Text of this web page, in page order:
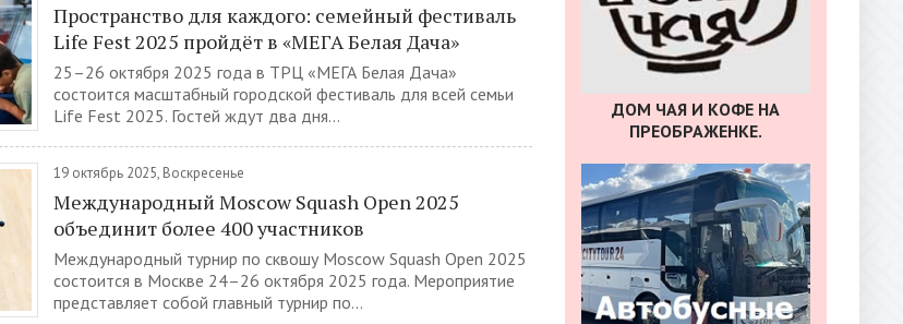
Пространство для каждого: семейный фестиваль
Life Fest 2025 пройдёт в «МЕГА Белая Дача»
25–26 октября 2025 года в ТРЦ «МЕГА Белая Дача»
состоится масштабный городской фестиваль для всей семьи
Life Fest 2025. Гостей ждут два дня...
19 октябрь 2025, Воскресенье
Международный Moscow Squash Open 2025
объединит более 400 участников
Международный турнир по сквошу Moscow Squash Open 2025
состоится в Москве 24–26 октября 2025 года. Мероприятие
представляет собой главный турнир по...
ДОМ ЧАЯ И КОФЕ НА
ПРЕОБРАЖЕНКЕ.